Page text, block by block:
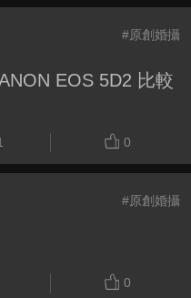
#原創婚攝
EOS 5D2 比較
0
#原創婚攝
0